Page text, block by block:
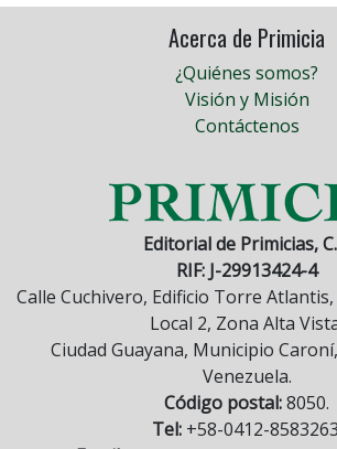
Acerca de Primicia
¿Quiénes somos?
Visión y Misión
Contáctenos
Editorial de Primicias,
RIF: J-29913424-4
Calle Cuchivero, Edificio Torre
Local 2, Zona Alta
Ciudad Guayana, Municipio
Venezuela.
Código postal:8050.
Tel:+58-0412-